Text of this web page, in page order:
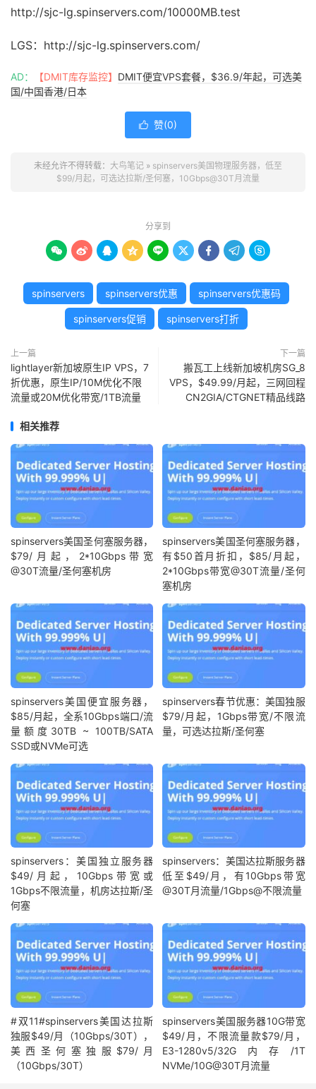
http://sjc-lg.spinservers.com/10000MB.test
LGS：http://sjc-lg.spinservers.com/
AD： 【DMIT库存监控】 DMIT便宜VPS套餐，$36.9/年起，可选美
国/中国香港/日本
 赞(0)
未经允许不得转载： 大鸟笔记 » spinservers美国物理服务器，低至
$99/月起，可选达拉斯/圣何塞，10Gbps@30T月流量
分享到
        
spinservers spinservers优惠 spinservers优惠码
spinservers促销 spinservers打折
上一篇
lightlayer新加坡原生IP VPS，7
折优惠，原生IP/10M优化不限
流量或20M优化带宽/1TB流量
下一篇
搬瓦工上线新加坡机房SG_8
VPS，$49.99/月起，三网回程
CN2GIA/CTGNET精品线路
相关推荐
spinservers美国圣何塞服务器，
$79/月起，2*10Gbps带宽
@30T流量/圣何塞机房
spinservers美国圣何塞服务器，
有$50首月折扣，$85/月起，
2*10Gbps带宽@30T流量/圣何
塞机房
spinservers美国便宜服务器，
$85/月起，全系10Gbps端口/流
量额度30TB ~ 100TB/SATA
SSD或NVMe可选
spinservers春节优惠：美国独服
$79/月起，1Gbps带宽/不限流
量，可选达拉斯/圣何塞
spinservers：美国独立服务器
$49/月起，10Gbps带宽或
1Gbps不限流量，机房达拉斯/圣
何塞
spinservers：美国达拉斯服务器
低至$49/月，有10Gbps带宽
@30T月流量/1Gbps@不限流量
#双11#spinservers美国达拉斯
独服$49/月（10Gbps/30T），
美西圣何塞独服$79/月
（10Gbps/30T）
spinservers美国服务器10G带宽
$49/月，不限流量款$79/月，
E3-1280v5/32G内存/1T
NVMe/10G@30T月流量